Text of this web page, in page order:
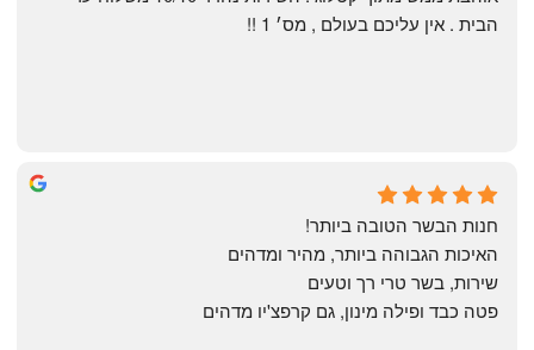
Annael Annael
9 months ago
הבית . אין עליכם בעולם , מס׳ 1 !!
חנות הבשר הטובה ביותר!
האיכות הגבוהה ביותר, מהיר ומדהים
שירות, בשר טרי רך וטעים
פטה כבד ופילה מינון, גם קרפצ'יו מדהים